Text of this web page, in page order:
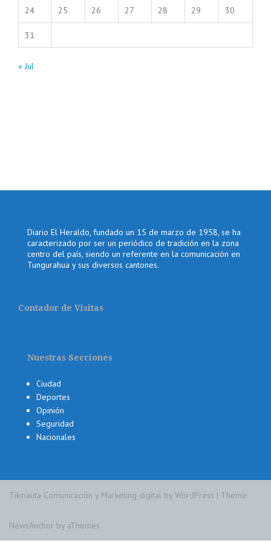
24 25 26 27 28 29 30
31
« Jul
Diario El Heraldo, fundado un 15 de marzo de 1958, se ha
caracterizado por ser un periódico de tradición en la zona
centro del país, siendo un referente en la comunicación en
Tungurahua y sus diversos cantones.
Contador de Visitas
Nuestras Secciones
Ciudad
Deportes
Opinión
Seguridad
Nacionales
Tikinauta Comunicación y Marketing digital by WordPress | Theme:
NewsAnchor by aThemes.